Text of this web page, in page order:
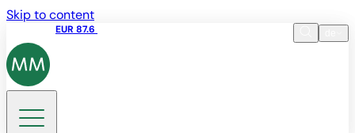
Skip to content
EUR 87.6